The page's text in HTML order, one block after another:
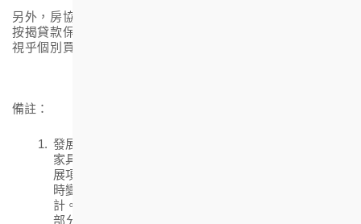
另外，房協已與十六家銀行及認可財務機構簽訂協議，提供
按揭貸款保證，讓買家可獲最高九成的樓宇按揭，最終安排
視乎個別買家及相關提供按揭的機構的實際情況而定
備註：
發展項目及住宅物業之用料、裝置、裝修物料、設備及
家具（如有）的提供以買賣合約之條款及條件為準。發
展項目的設計受制於相關部門的批准。賣方保留權利不
時變更發展項目及其任何部分之建築圖則及其他圖則設
計。賣方亦保留權利變更、修改和更改發展項目內任何
部分或任何住宅物業內的用料、裝置、裝修物料及設